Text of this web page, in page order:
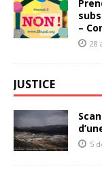
–
28
JUSTICE
5